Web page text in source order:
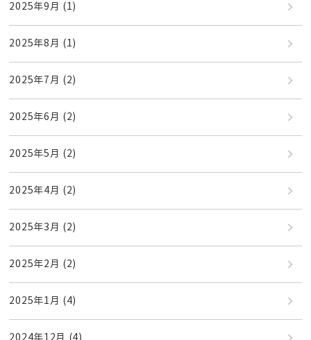
2025年9月 (1)
2025年8月 (1)
2025年7月 (2)
2025年6月 (2)
2025年5月 (2)
2025年4月 (2)
2025年3月 (2)
2025年2月 (2)
2025年1月 (4)
2024年12月 (4)